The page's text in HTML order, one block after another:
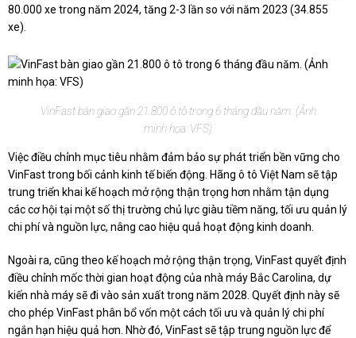
80.000 xe trong năm 2024, tăng 2-3 lần so với năm 2023 (34.855
xe).
VinFast bàn giao gần 21.800 ô tô trong 6 tháng đầu năm. (Ảnh
minh họa: VFS)
Việc điều chỉnh mục tiêu nhằm đảm bảo sự phát triển bền vững cho
VinFast trong bối cảnh kinh tế biến động. Hãng ô tô Việt Nam sẽ tập
trung triển khai kế hoạch mở rộng thận trọng hơn nhằm tận dụng
các cơ hội tại một số thị trường chủ lực giàu tiềm năng, tối ưu quản lý
chi phí và nguồn lực, nâng cao hiệu quả hoạt động kinh doanh.
Ngoài ra, cũng theo kế hoạch mở rộng thận trọng, VinFast quyết định
điều chỉnh mốc thời gian hoạt động của nhà máy Bắc Carolina, dự
kiến nhà máy sẽ đi vào sản xuất trong năm 2028. Quyết định này sẽ
cho phép VinFast phân bổ vốn một cách tối ưu và quản lý chi phí
ngắn hạn hiệu quả hơn. Nhờ đó, VinFast sẽ tập trung nguồn lực để